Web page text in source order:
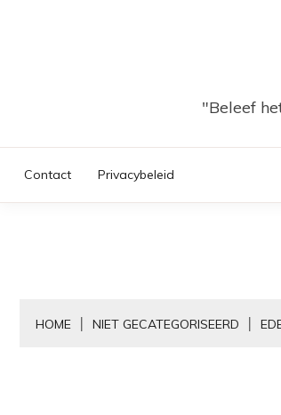
"Beleef
Contact Privacybeleid
HOME NIET GECATEGORISEERD